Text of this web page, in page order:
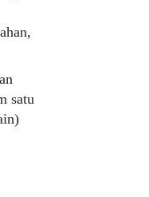
satu